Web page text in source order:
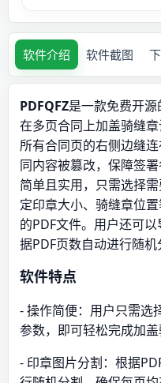
软件介绍 软件截图
PDFQFZ是一款免费开
在多页合同上加盖骑缝
所有合同页的右侧边缝
同内容被篡改，保障签
简单且实用，只需选择
定印章大小、骑缝章位
的PDF文件。用户还可
据PDF页数自动进行随机
软件特点
- 操作简便：用户只需选
参数，即可轻松完成加盖
- 印章图片分割：根据